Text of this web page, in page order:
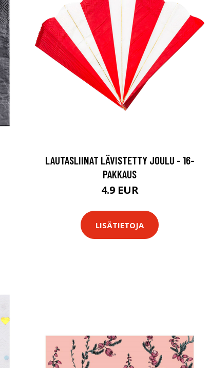
LAUTASLIINAT LÄVISTETTY JOULU - 16-
PAKKAUS
4.9 EUR
LISÄTIETOJA